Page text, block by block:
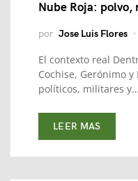
Nube Roja: polvo,
por Jose Luis Flores
El contexto real
Cochise, Gerónimo
políticos, militares y…
LEER MAS